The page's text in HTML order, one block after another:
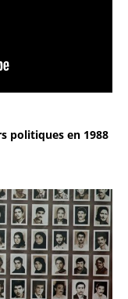
politiques en 1988